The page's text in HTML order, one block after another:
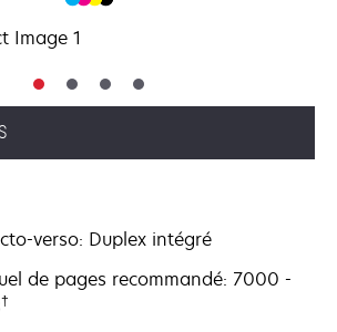
verso: Duplex intégré
de pages recommandé: 7000 -
†